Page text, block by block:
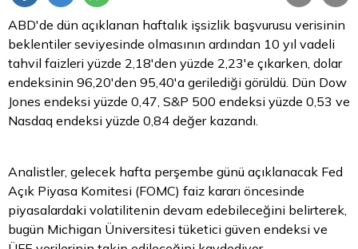
ABD'de dün açıklanan haftalık işsizlik başvurusu verisinin
beklentiler seviyesinde olmasının ardından 10 yıl vadeli
tahvil faizleri yüzde 2,18'den yüzde 2,23'e çıkarken, dolar
endeksinin 96,20'den 95,40'a gerilediği görüldü. Dün Dow
Jones endeksi yüzde 0,47, S&P 500 endeksi yüzde 0,53 ve
Nasdaq endeksi yüzde 0,84 değer kazandı.
Analistler, gelecek hafta perşembe günü açıklanacak Fed
Açık Piyasa Komitesi (FOMC) faiz kararı öncesinde
piyasalardaki volatilitenin devam edebileceğini belirterek,
bugün Michigan Üniversitesi tüketici güven endeksi ve